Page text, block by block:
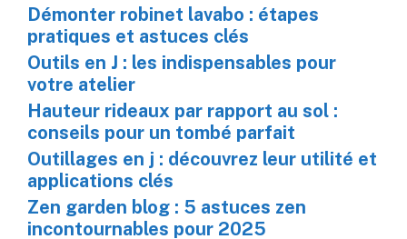
Démonter robinet lavabo : étapes
pratiques et astuces clés
Outils en J : les indispensables pour
votre atelier
Hauteur rideaux par rapport au sol :
conseils pour un tombé parfait
Outillages en j : découvrez leur utilité et
applications clés
Zen garden blog : 5 astuces zen
incontournables pour 2025